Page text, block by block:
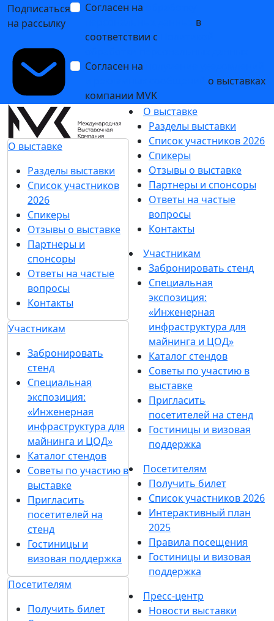
Подписаться
на рассылку
Согласен на
в
соответствии с
Согласен на
о выставках
компании MVK
О выставке
Разделы выставки
Список участников
2026
Спикеры
Отзывы о выставке
Партнеры и
спонсоры
Ответы на частые
вопросы
Контакты
Участникам
Забронировать
стенд
Специальная
экспозиция:
«Инженерная
инфраструктура для
майнинга и ЦОД»
Каталог стендов
Советы по участию в
выставке
Пригласить
посетителей на
стенд
Гостиницы и
визовая поддержка
Посетителям
Получить билет
О выставке
Разделы выставки
Список участников 2026
Спикеры
Отзывы о выставке
Партнеры и спонсоры
Ответы на частые
вопросы
Контакты
Участникам
Забронировать стенд
Специальная
экспозиция:
«Инженерная
инфраструктура для
майнинга и ЦОД»
Каталог стендов
Советы по участию в
выставке
Пригласить
посетителей на стенд
Гостиницы и визовая
поддержка
Посетителям
Получить билет
Список участников 2026
Интерактивный план
2025
Правила посещения
Гостиницы и визовая
поддержка
Пресс-центр
Новости выставки